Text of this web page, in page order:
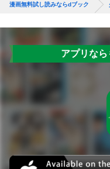
漫画無料試し読みならdブック
アプリなら